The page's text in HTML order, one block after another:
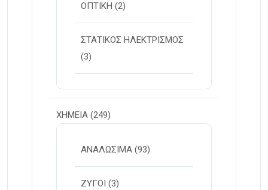
ΟΠΤΙΚΗ (2)
ΣΤΑΤΙΚΟΣ ΗΛΕΚΤΡΙΣΜΟΣ
(3)
ΧΗΜΕΙΑ (249)
ΑΝΑΛΩΣΙΜΑ (93)
ΖΥΓΟΙ (3)